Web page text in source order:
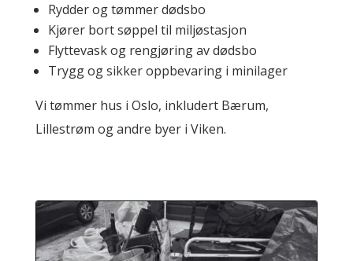
Rydder og tømmer dødsbo
Kjører bort søppel til miljøstasjon
Flyttevask og rengjøring av dødsbo
Trygg og sikker oppbevaring i minilager
Vi tømmer hus i Oslo, inkludert Bærum,
Lillestrøm og andre byer i Viken.